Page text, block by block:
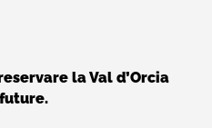
la Val d’Orcia